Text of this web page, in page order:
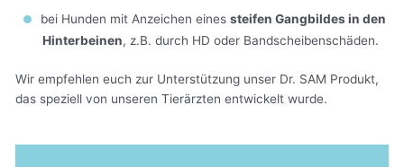
bei Hunden mit Anzeichen einessteifen Gangbildes in den
Hinterbeinen, z.B. durch HD oder Bandscheibenschäden.
Wir empfehlen euch zur Unterstützung unser Dr. SAM Produkt,
das speziell von unseren Tierärzten entwickelt wurde.